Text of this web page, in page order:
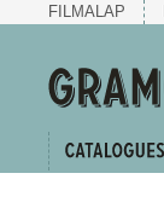
FILMALAP